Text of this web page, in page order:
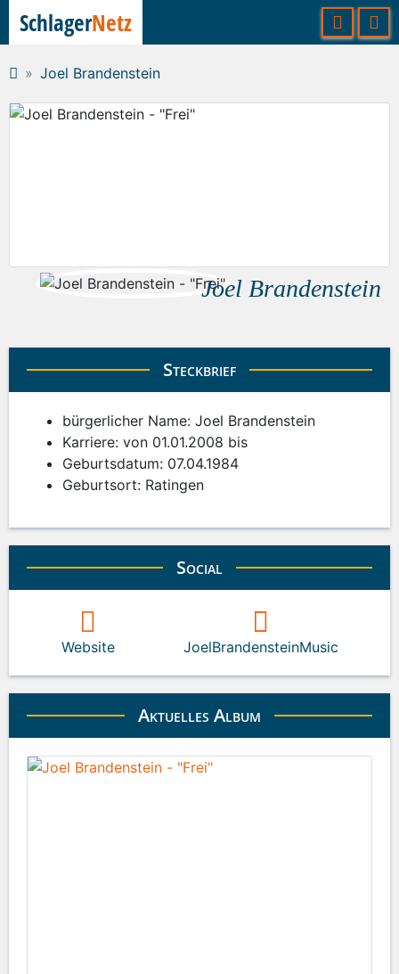
Joel Brandenstein
Joel Brandenstein
Steckbrief
bürgerlicher Name: Joel Brandenstein
Karriere: von 01.01.2008 bis
Geburtsdatum: 07.04.1984
Geburtsort: Ratingen
Social
Website JoelBrandensteinMusic
Aktuelles Album
SchlagerNetz